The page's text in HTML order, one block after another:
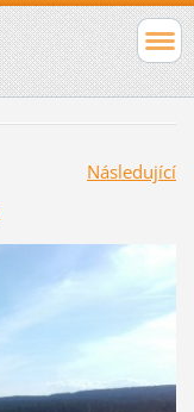
Následující